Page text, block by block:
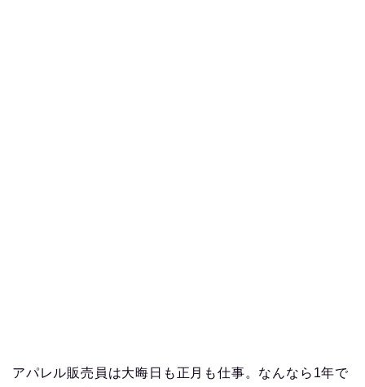
アパレル販売員は大晦日も正月も仕事。なんなら1年で